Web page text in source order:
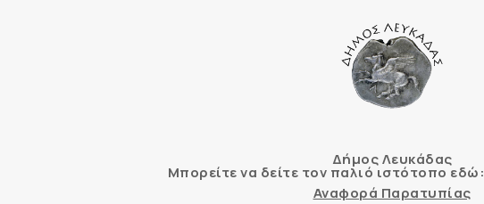
Δήμος Λευκάδας
Μπορείτε να δείτε τον παλιό ιστότοπο εδώ:
Αναφορά Παρατυπίας